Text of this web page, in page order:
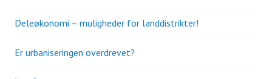
Deleøkonomi – muligheder for landdistrikter!
Er urbaniseringen overdrevet?